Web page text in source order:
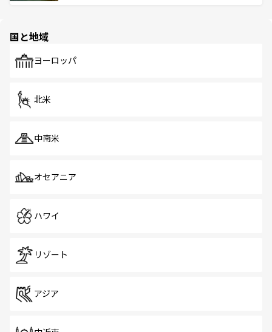
で、ホーカーズは地元の風情を楽しめる外せないスポット
国と地域
ヨーロッパ
北米
中南米
オセアニア
ハワイ
リゾート
アジア